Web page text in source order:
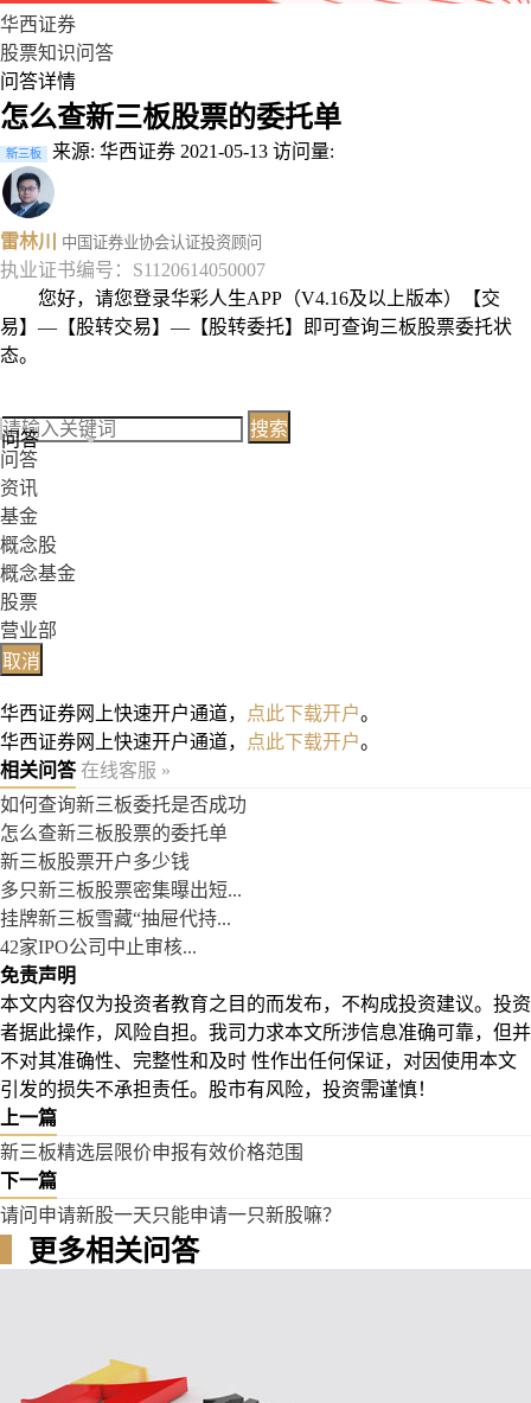
华西证券
股票知识问答
问答详情
怎么查新三板股票的委托单
新三板 来源: 华西证券 2021-05-13 访问量:
雷林川 中国证券业协会认证投资顾问
执业证书编号：S1120614050007
您好，请您登录华彩人生APP（V4.16及以上版本）【交
易】—【股转交易】—【股转委托】即可查询三板股票委托状
态。
问答
搜索
问答
资讯
基金
概念股
概念基金
股票
营业部
取消
华西证券网上快速开户通道， 点此下载开户。
华西证券网上快速开户通道，
点此下载开户。
相关问答 在线客服 »
如何查询新三板委托是否成功
怎么查新三板股票的委托单
新三板股票开户多少钱
多只新三板股票密集曝出短...
挂牌新三板雪藏“抽屉代持...
42家IPO公司中止审核...
免责声明
本文内容仅为投资者教育之目的而发布，不构成投资建议。投资
者据此操作，风险自担。我司力求本文所涉信息准确可靠，但并
不对其准确性、完整性和及时 性作出任何保证，对因使用本文
引发的损失不承担责任。股市有风险，投资需谨慎！
上一篇
新三板精选层限价申报有效价格范围
下一篇
请问申请新股一天只能申请一只新股嘛？
更多相关问答